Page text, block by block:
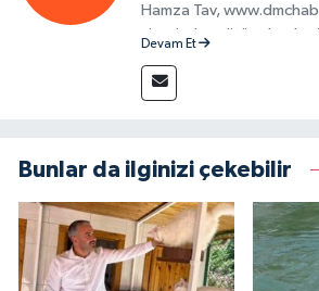
Hamza Tav,
sitesinde editör olarak
Devam Et
Bunlar da ilginizi çekebilir